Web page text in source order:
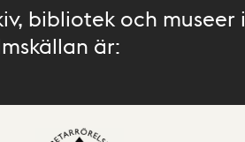
bibliotek och museer i
är: